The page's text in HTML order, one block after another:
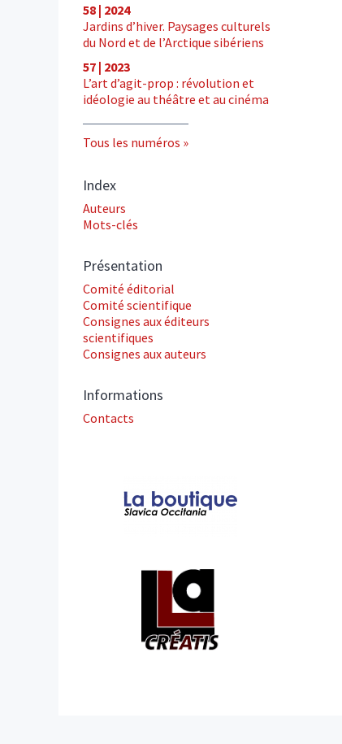
58 | 2024
Jardins d’hiver. Paysages culturels
du Nord et de l’Arctique sibériens
57 | 2023
L’art d’agit-prop : révolution et
idéologie au théâtre et au cinéma
Tous les numéros
Index
Auteurs
Mots-clés
Présentation
Comité éditorial
Comité scientifique
Consignes aux éditeurs
scientifiques
Consignes aux auteurs
Informations
Contacts